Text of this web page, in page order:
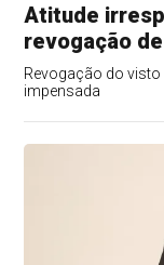
Atitude
revogação
Revogação do visto
impensada